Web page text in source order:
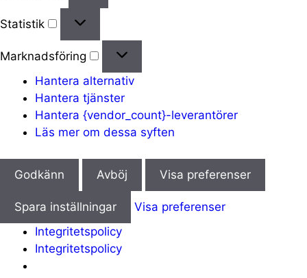
Statistik
Marknadsföring
Hantera alternativ
Hantera tjänster
Hantera {vendor_count}-leverantörer
Läs mer om dessa syften
Godkänn Avböj Visa preferenser
Spara inställningar
Visa preferenser
Integritetspolicy
Integritetspolicy